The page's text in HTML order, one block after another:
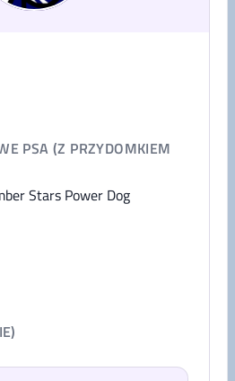
PSA (Z PRZYDOMKIEM
Stars Power Dog